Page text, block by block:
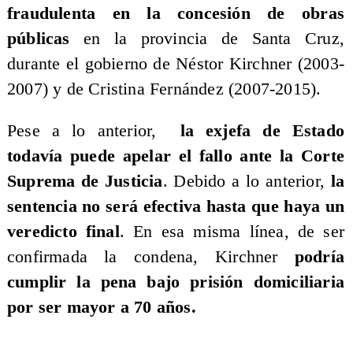
fraudulenta en la concesión de obras
públicas en la provincia de Santa Cruz,
durante el gobierno de Néstor Kirchner (2003-
2007) y de Cristina Fernández (2007-2015).
Pese a lo anterior, la exjefa de Estado
todavía puede apelar el fallo ante la Corte
Suprema de Justicia. Debido a lo anterior, la
sentencia no será efectiva hasta que haya un
veredicto final. En esa misma línea, de ser
confirmada la condena, Kirchner podría
cumplir la pena bajo prisión domiciliaria
por ser mayor a 70 años.